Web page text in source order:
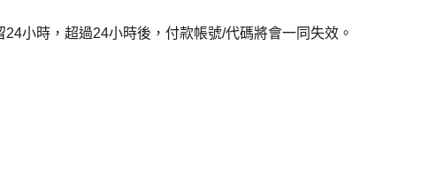
小時，超過24小時後，付款帳號/代碼將會一同失效。